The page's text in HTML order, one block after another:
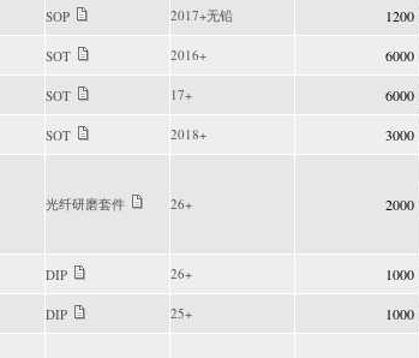
SOP 2017+无铅 1200
SOT 2016+ 6000
SOT 17+ 6000
SOT 2018+ 3000
光纤研磨套件 26+ 2000
DIP 26+ 1000
DIP 25+ 1000